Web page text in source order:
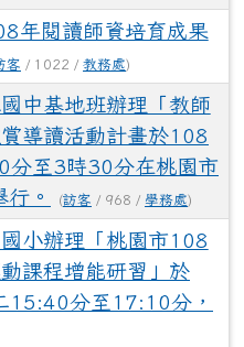
年閱讀師資培育成果
客 / 1022 / 教務處)
中基地班辦理「教師
導讀活動計畫於108
分至3時30分在桃園市
。
(訪客 / 968 / 學務處)
小辦理「桃園市108
課程增能研習」於
15:40分至17:10分，